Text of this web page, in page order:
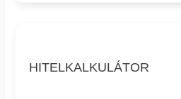
HITELKALKULÁTOR